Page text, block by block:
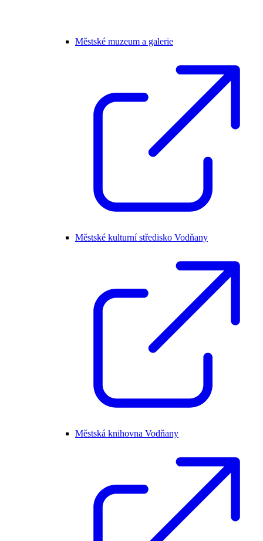
Městské muzeum a galerie
Městské kulturní středisko Vodňany
Městská knihovna Vodňany